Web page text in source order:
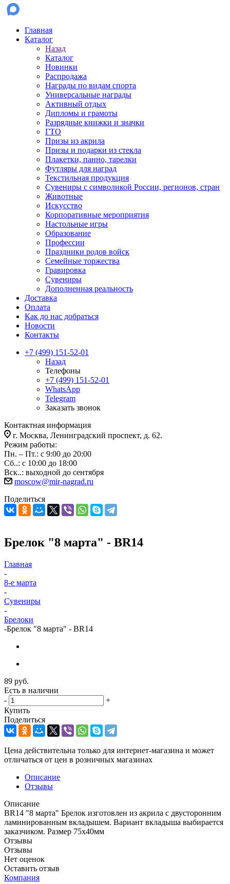
Главная
Каталог
Назад
Каталог
Новинки
Распродажа
Награды по видам спорта
Универсальные награды
Активный отдых
Дипломы и грамоты
Разрядные книжки и значки
ГТО
Призы из акрила
Призы и подарки из стекла
Плакетки, панно, тарелки
Футляры для наград
Текстильная продукция
Сувениры с символикой России, регионов, стран
Животные
Искусство
Корпоративные мероприятия
Настольные игры
Образование
Профессии
Праздники родов войск
Семейные торжества
Гравировка
Сувениры
Дополненная реальность
Доставка
Оплата
Как до нас добраться
Новости
Контакты
+7 (499) 151-52-01
Назад
Телефоны
+7 (499) 151-52-01
WhatsApp
Telegram
Заказать звонок
Контактная информация
г. Москва, Ленинградский проспект, д. 62.
Режим работы:
Пн. – Пт.: с 9:00 до 20:00
Сб..: с 10:00 до 18:00
Вск..: выходной до сентября
moscow@mir-nagrad.ru
Поделиться
Брелок "8 марта" - BR14
Главная
-
8-е марта
-
Сувениры
-
Брелоки
-Брелок "8 марта" - BR14
89 руб.
Есть в наличии
-
+
Купить
Поделиться
Цена действительна только для интернет-магазина и может
отличаться от цен в розничных магазинах
Описание
Отзывы
Описание
BR14 "8 марта" Брелок изготовлен из акрила с двусторонним
ламинированным вкладышем. Вариант вкладыша выбирается
заказчиком. Размер 75х40мм
Отзывы
Отзывы
Нет оценок
Оставить отзыв
Компания